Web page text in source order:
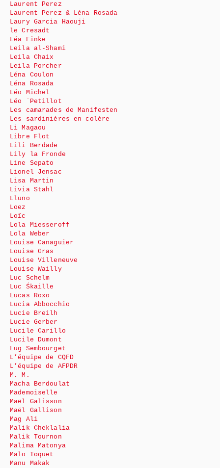
Laurent Perez
Laurent Perez & Léna Rosada
Laury Garcia Haouji
le Cresadt
Léa Finke
Leila al-Shami
Leila Chaix
Leila Porcher
Léna Coulon
Léna Rosada
Léo Michel
Léo ¨Petillot
Les camarades de Manifesten
Les sardinières en colère
Li Magaou
Libre Flot
Lili Berdade
Lily la Fronde
Line Sepato
Lionel Jensac
Lisa Martin
Livia Stahl
Lluno
Loez
Loïc
Lola Miesseroff
Lola Weber
Louise Canaguier
Louise Gras
Louise Villeneuve
Louise Wailly
Luc Schelm
Luc Śkaille
Lucas Roxo
Lucia Abbocchio
Lucie Breilh
Lucie Gerber
Lucile Carillo
Lucile Dumont
Lug Sembourget
L’équipe de CQFD
L’équipe de AFPDR
M. M.
Macha Berdoulat
Mademoiselle
Maël Galisson
Maël Gallison
Mag Ali
Malik Cheklalia
Malik Tournon
Malima Matonya
Malo Toquet
Manu Makak